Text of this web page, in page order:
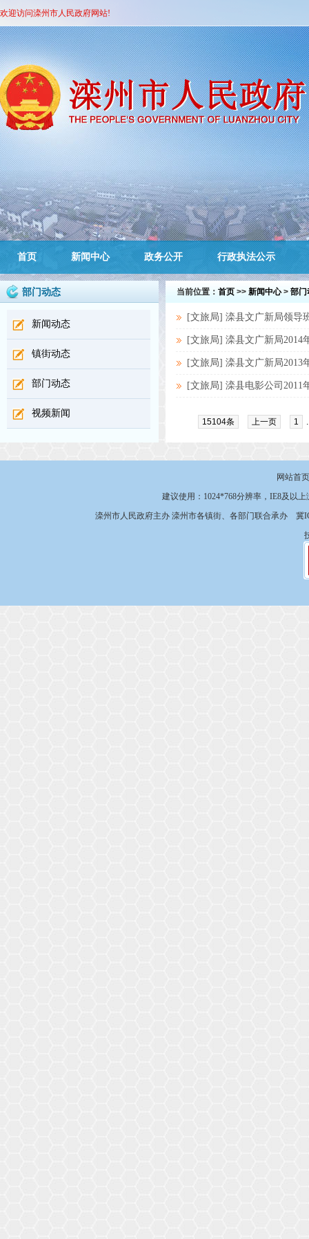
欢迎访问滦州市人民政府网站!
首页 新闻中心 政务公开 行政执法公示
部门动态
新闻动态
镇街动态
部门动态
视频新闻
当前位置： 首页 >> 新闻中心> 部门
[文旅局] 滦县文广新局领导
[文旅局] 滦县文广新局2014
[文旅局] 滦县文广新局2013
[文旅局] 滦县电影公司2011
15104条 上一页 1
网站首页
建议使用：1024*768分辨率，IE8及以
滦州市人民政府主办 滦州市各镇街、各部门联合承办 冀